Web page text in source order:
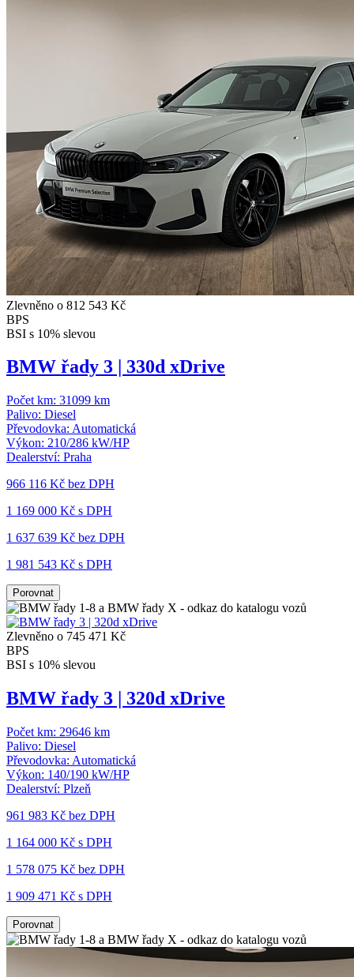
Zlevněno o 812 543 Kč
BPS
BSI s 10% slevou
BMW řady 3 | 330d xDrive
Počet km: 31099 km
Palivo: Diesel
Převodovka: Automatická
Výkon: 210/286 kW/HP
Dealerství: Praha
966 116 Kč bez DPH
1 169 000 Kč s DPH
1 637 639 Kč bez DPH
1 981 543 Kč s DPH
Porovnat
Zlevněno o 745 471 Kč
BPS
BSI s 10% slevou
BMW řady 3 | 320d xDrive
Počet km: 29646 km
Palivo: Diesel
Převodovka: Automatická
Výkon: 140/190 kW/HP
Dealerství: Plzeň
961 983 Kč bez DPH
1 164 000 Kč s DPH
1 578 075 Kč bez DPH
1 909 471 Kč s DPH
Porovnat